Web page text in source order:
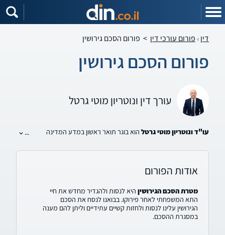
דין פורום עורכי דין > פורום הסכם גירושין
פורום הסכם גירושין
עורך דין ונוטריון מוטי גרטל
עו"ד ונוטריון מוטי גרטל הוא בוגר תואר ראשון במדע המדינה
מהמכללה למינהל. עו"ד גרטל הינו חבר בלשכת עורכי הדין מאז שנת
בתחומי דיני המשפחה, הירושה והמקרקעין, וייצג לקוחות במאות תיקי
גרושין, כתובה, מזונות, אחריות הורית, זמני שהות ותיקי רכוש והינו
מתמחה בייצוג והכנת הסכמי ממון והסכמי גרושין.
...
אודות הפורום
מטרת הסכם הגירושין היא לנסות ולהגדיר מחדש את חיי
התא המשפחתי לאחר פירוקו. בבואנו לנסח את הסכם
הגירושין עלינו לנסות ולחזות קשיים עתידיים וליתן להם מענה
במסגרת ההסכם.